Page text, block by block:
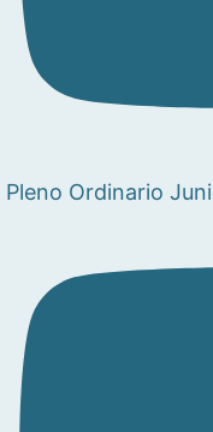
Pleno Ordinario